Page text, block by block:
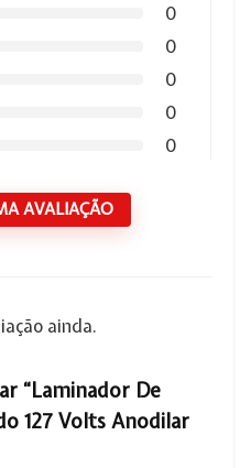
0
0
0
0
0
AVALIAÇÃO
ainda.
“Laminador De
127 Volts Anodilar